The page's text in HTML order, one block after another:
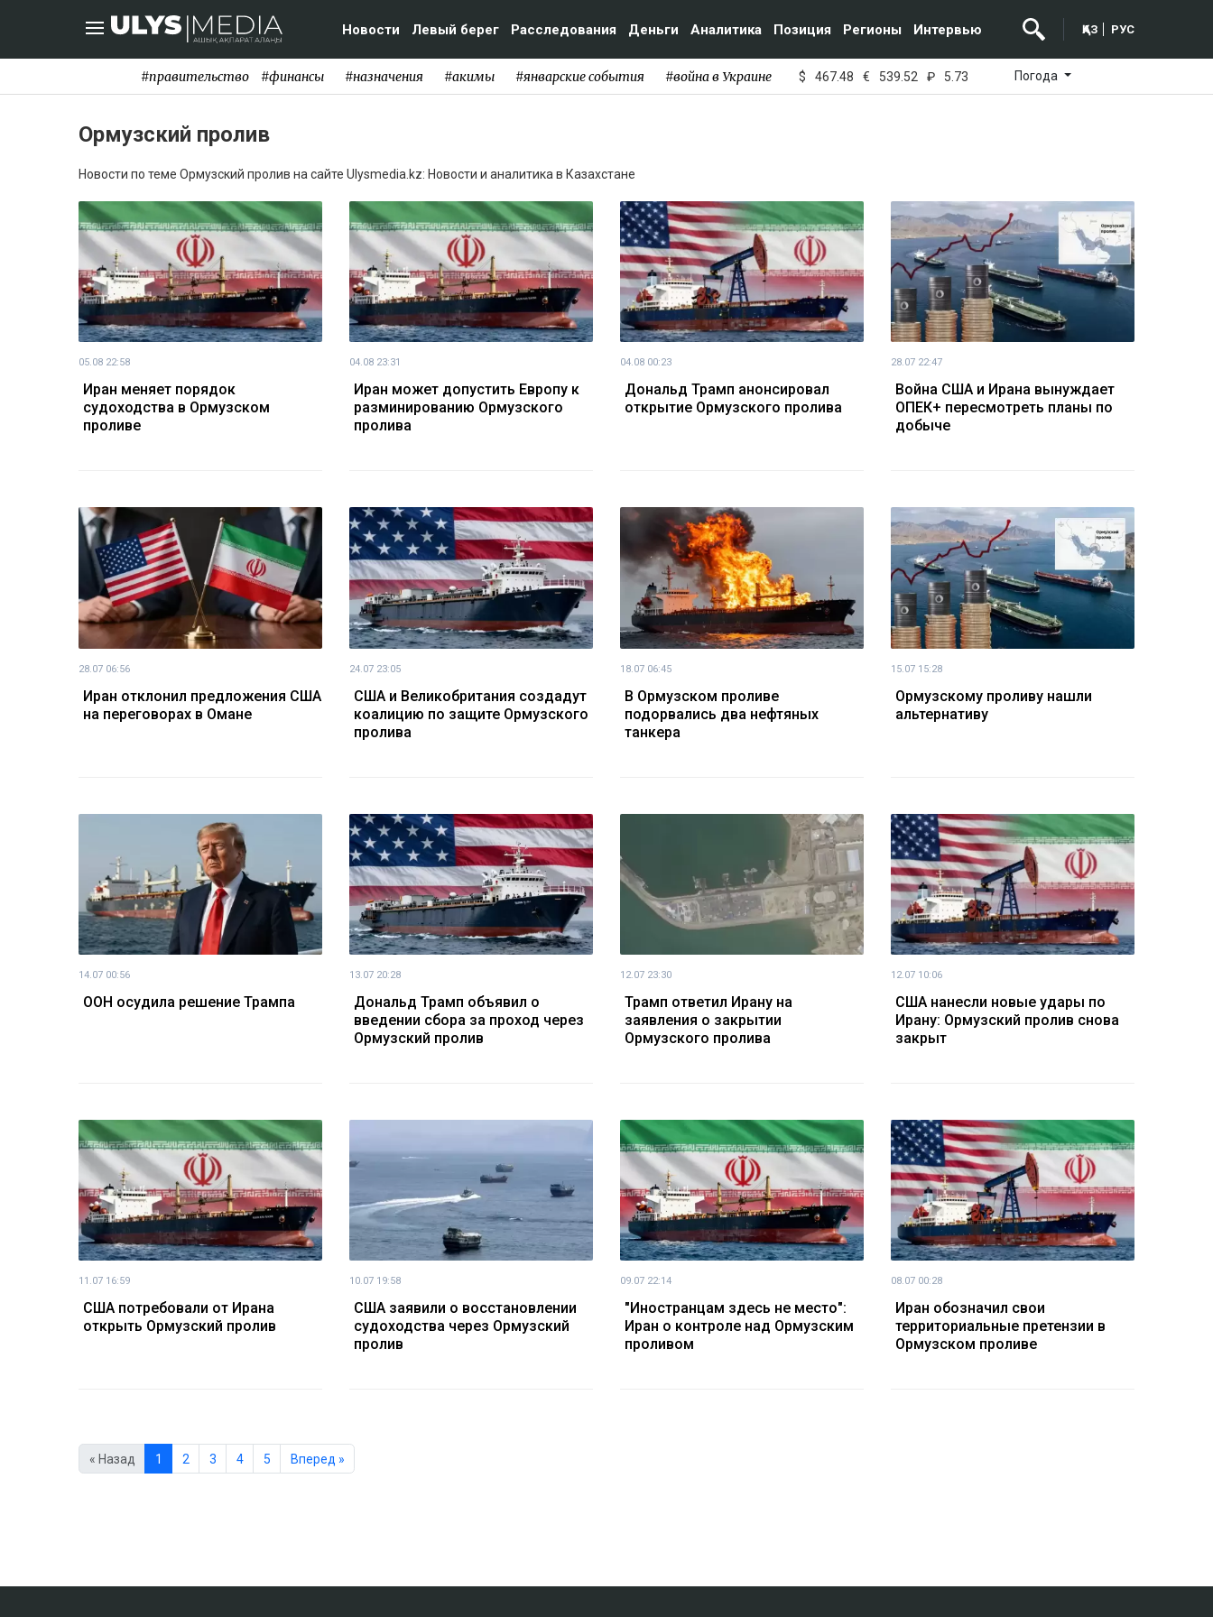
Новости Левый берег Расследования Деньги Аналитика Позиция Регионы Интервью ҚАЗ РУС
#правительство #финансы #назначения #акимы #январские события #война в Украине $ 467.48 € 539.52 ₽ 5.73 Погода
Ормузский пролив
Новости по теме Ормузский пролив на сайте Ulysmedia.kz: Новости и аналитика в Казахстане
05.08 22:58
Иран меняет порядок
судоходства в Ормузском
проливе
04.08 23:31
Иран может допустить Европу к
разминированию Ормузского
пролива
04.08 00:23
Дональд Трамп анонсировал
открытие Ормузского пролива
28.07 22:47
Война США и Ирана вынуждает
ОПЕК+ пересмотреть планы по
добыче
28.07 06:56
Иран отклонил предложения США
на переговорах в Омане
24.07 23:05
США и Великобритания создадут
коалицию по защите Ормузского
пролива
18.07 06:45
В Ормузском проливе
подорвались два нефтяных
танкера
15.07 15:28
Ормузскому проливу нашли
альтернативу
14.07 00:56
ООН осудила решение Трампа
13.07 20:28
Дональд Трамп объявил о
введении сбора за проход через
Ормузский пролив
12.07 23:30
Трамп ответил Ирану на
заявления о закрытии
Ормузского пролива
12.07 10:06
США нанесли новые удары по
Ирану: Ормузский пролив снова
закрыт
11.07 16:59
США потребовали от Ирана
открыть Ормузский пролив
10.07 19:58
США заявили о восстановлении
судоходства через Ормузский
пролив
09.07 22:14
"Иностранцам здесь не место":
Иран о контроле над Ормузским
проливом
08.07 00:28
Иран обозначил свои
территориальные претензии в
Ормузском проливе
« Назад 1 2 3 4 5 Вперед »